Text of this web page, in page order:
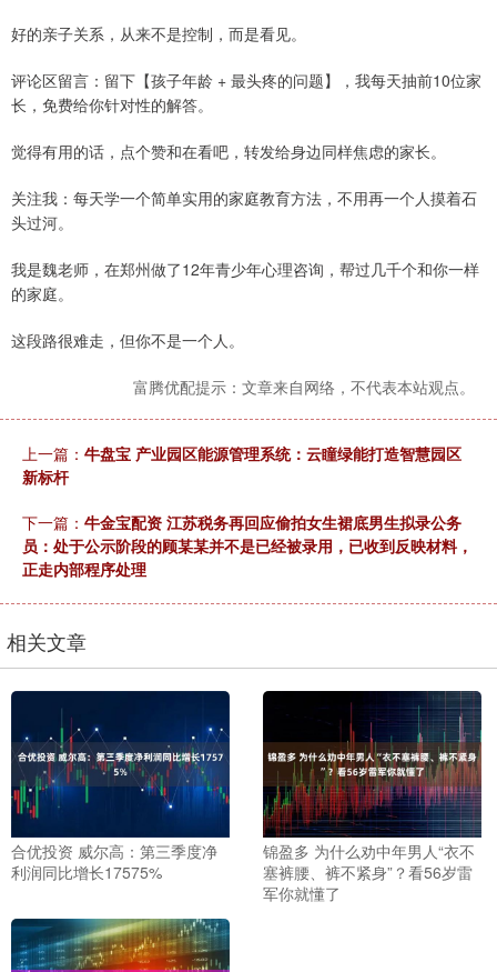
好的亲子关系，从来不是控制，而是看见。
评论区留言：留下【孩子年龄 + 最头疼的问题】，我每天抽前10位家
长，免费给你针对性的解答。
觉得有用的话，点个赞和在看吧，转发给身边同样焦虑的家长。
关注我：每天学一个简单实用的家庭教育方法，不用再一个人摸着石
头过河。
我是魏老师，在郑州做了12年青少年心理咨询，帮过几千个和你一样
的家庭。
这段路很难走，但你不是一个人。
富腾优配提示：文章来自网络，不代表本站观点。
上一篇： 牛盘宝 产业园区能源管理系统：云瞳绿能打造智慧园区
新标杆
下一篇： 牛金宝配资 江苏税务再回应偷拍女生裙底男生拟录公务
员：处于公示阶段的顾某某并不是已经被录用，已收到反映材料，
正走内部程序处理
相关文章
合优投资 威尔高：第三季度净
利润同比增长17575%
锦盈多 为什么劝中年男人“衣不
塞裤腰、裤不紧身”？看56岁雷
军你就懂了